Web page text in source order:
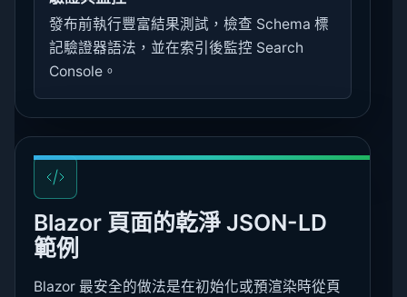
發布前執行豐富結果測試，檢查 Schema 標
記驗證器語法，並在索引後監控 Search
Console。
Blazor 頁面的乾淨 JSON-LD
範例
Blazor 最安全的做法是在初始化或預渲染時從頁